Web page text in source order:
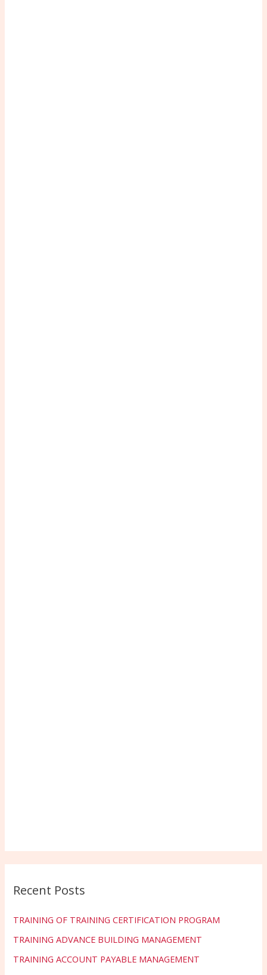
Recent Posts
TRAINING OF TRAINING CERTIFICATION PROGRAM
TRAINING ADVANCE BUILDING MANAGEMENT
TRAINING ACCOUNT PAYABLE MANAGEMENT